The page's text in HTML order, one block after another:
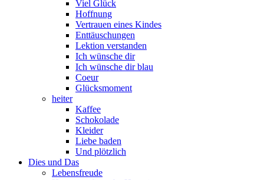
Viel Glück
Hoffnung
Vertrauen eines Kindes
Enttäuschungen
Lektion verstanden
Ich wünsche dir
Ich wünsche dir blau
Coeur
Glücksmoment
heiter
Kaffee
Schokolade
Kleider
Liebe baden
Und plötzlich
Dies und Das
Lebensfreude